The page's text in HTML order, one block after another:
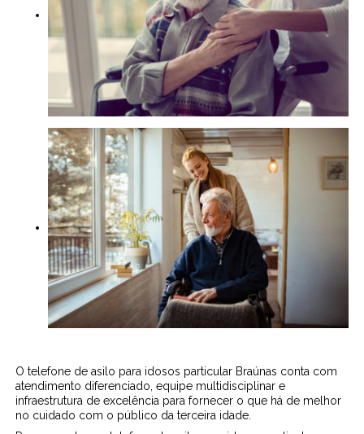
O telefone de asilo para idosos particular Braúnas conta com
atendimento diferenciado, equipe multidisciplinar e
infraestrutura de excelência para fornecer o que há de melhor
no cuidado com o público da terceira idade.